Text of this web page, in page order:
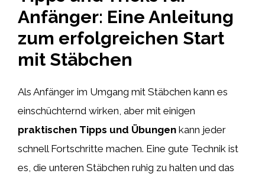
Anfänger: Eine Anleitung
zum erfolgreichen Start
mit Stäbchen
Als Anfänger im Umgang mit Stäbchen kann es
einschüchternd wirken, aber mit einigen
praktischen Tipps und Übungen kann jeder
schnell Fortschritte machen. Eine gute Technik ist
es, die unteren Stäbchen ruhig zu halten und das